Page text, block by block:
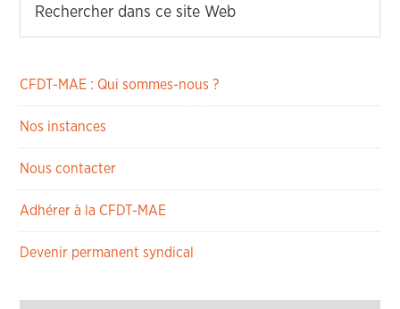
CFDT-MAE : Qui sommes-nous ?
Nos instances
Nous contacter
Adhérer à la CFDT-MAE
Devenir permanent syndical